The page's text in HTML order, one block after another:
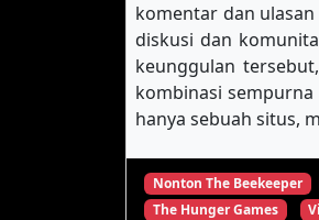
komentar dan
diskusi dan
keunggulan
kombinasi
hanya sebuah situs,
Nonton The Beekeeper
The Hunger Games